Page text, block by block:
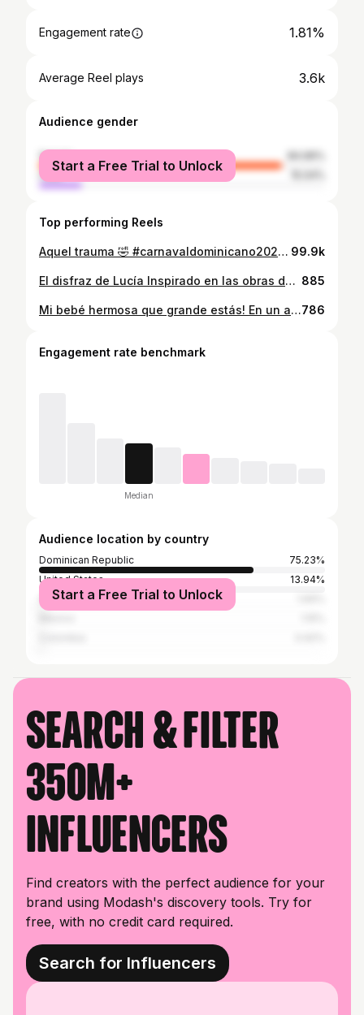
Engagement rate 1.81%
Average Reel plays 3.6k
Audience gender
female
male
Start a Free Trial to Unlock
Top performing Reels
Aquel trauma 🤣 #carnavaldominicano2025 #mommade 99.9k
El disfraz de Lucía Inspirado en las obras de nuestro Cándido Bidó hecho por mamá #carnaval2022 885
Mi bebé hermosa que grande estás! En un abrir y cerrar de ojos hoy cumples tu primer año. Gracias a dios por mandarnos una niña tan buena y dulce ❤️. Pido salud para ti y que sigas siendo tan feliz como hasta ahora. Gracias por enseñarnos el verdadero sentido de la vida. Te amamos papá y mamá 😘. 📷 por la super estrella @redboxstudio 🙌🏻 🎂 por abuela @milagroslopezrd786
Engagement rate benchmark
Median
Audience location by country
Dominican Republic
75.23%
United States
13.94%
Spain
Start a Free Trial to Unlock
Search & filter
350M+
influencers
Find creators with the perfect audience for your
brand using Modash's discovery tools. Try for
free, with no credit card required.
Search for Influencers